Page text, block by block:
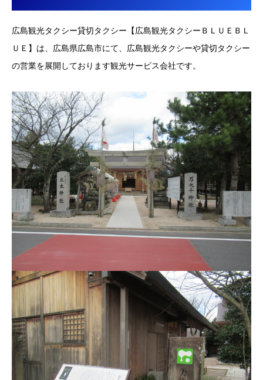
広島観光タクシー貸切タクシー【広島観光タクシーＢＬＵＥＢＬ
ＵＥ】は、広島県広島市にて、広島観光タクシーや貸切タクシー
の営業を展開しております観光サービス会社です。